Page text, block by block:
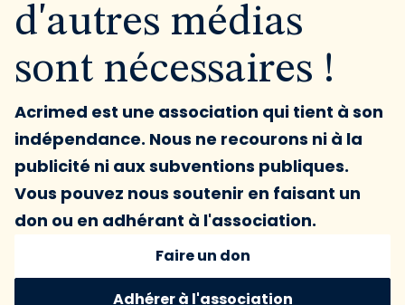
d'autres médias
sont nécessaires !
Acrimed est une association qui tient à son
indépendance. Nous ne recourons ni à la
publicité ni aux subventions publiques.
Vous pouvez nous soutenir en faisant un
don ou en adhérant à l'association.
Faire un don
Adhérer à l'association